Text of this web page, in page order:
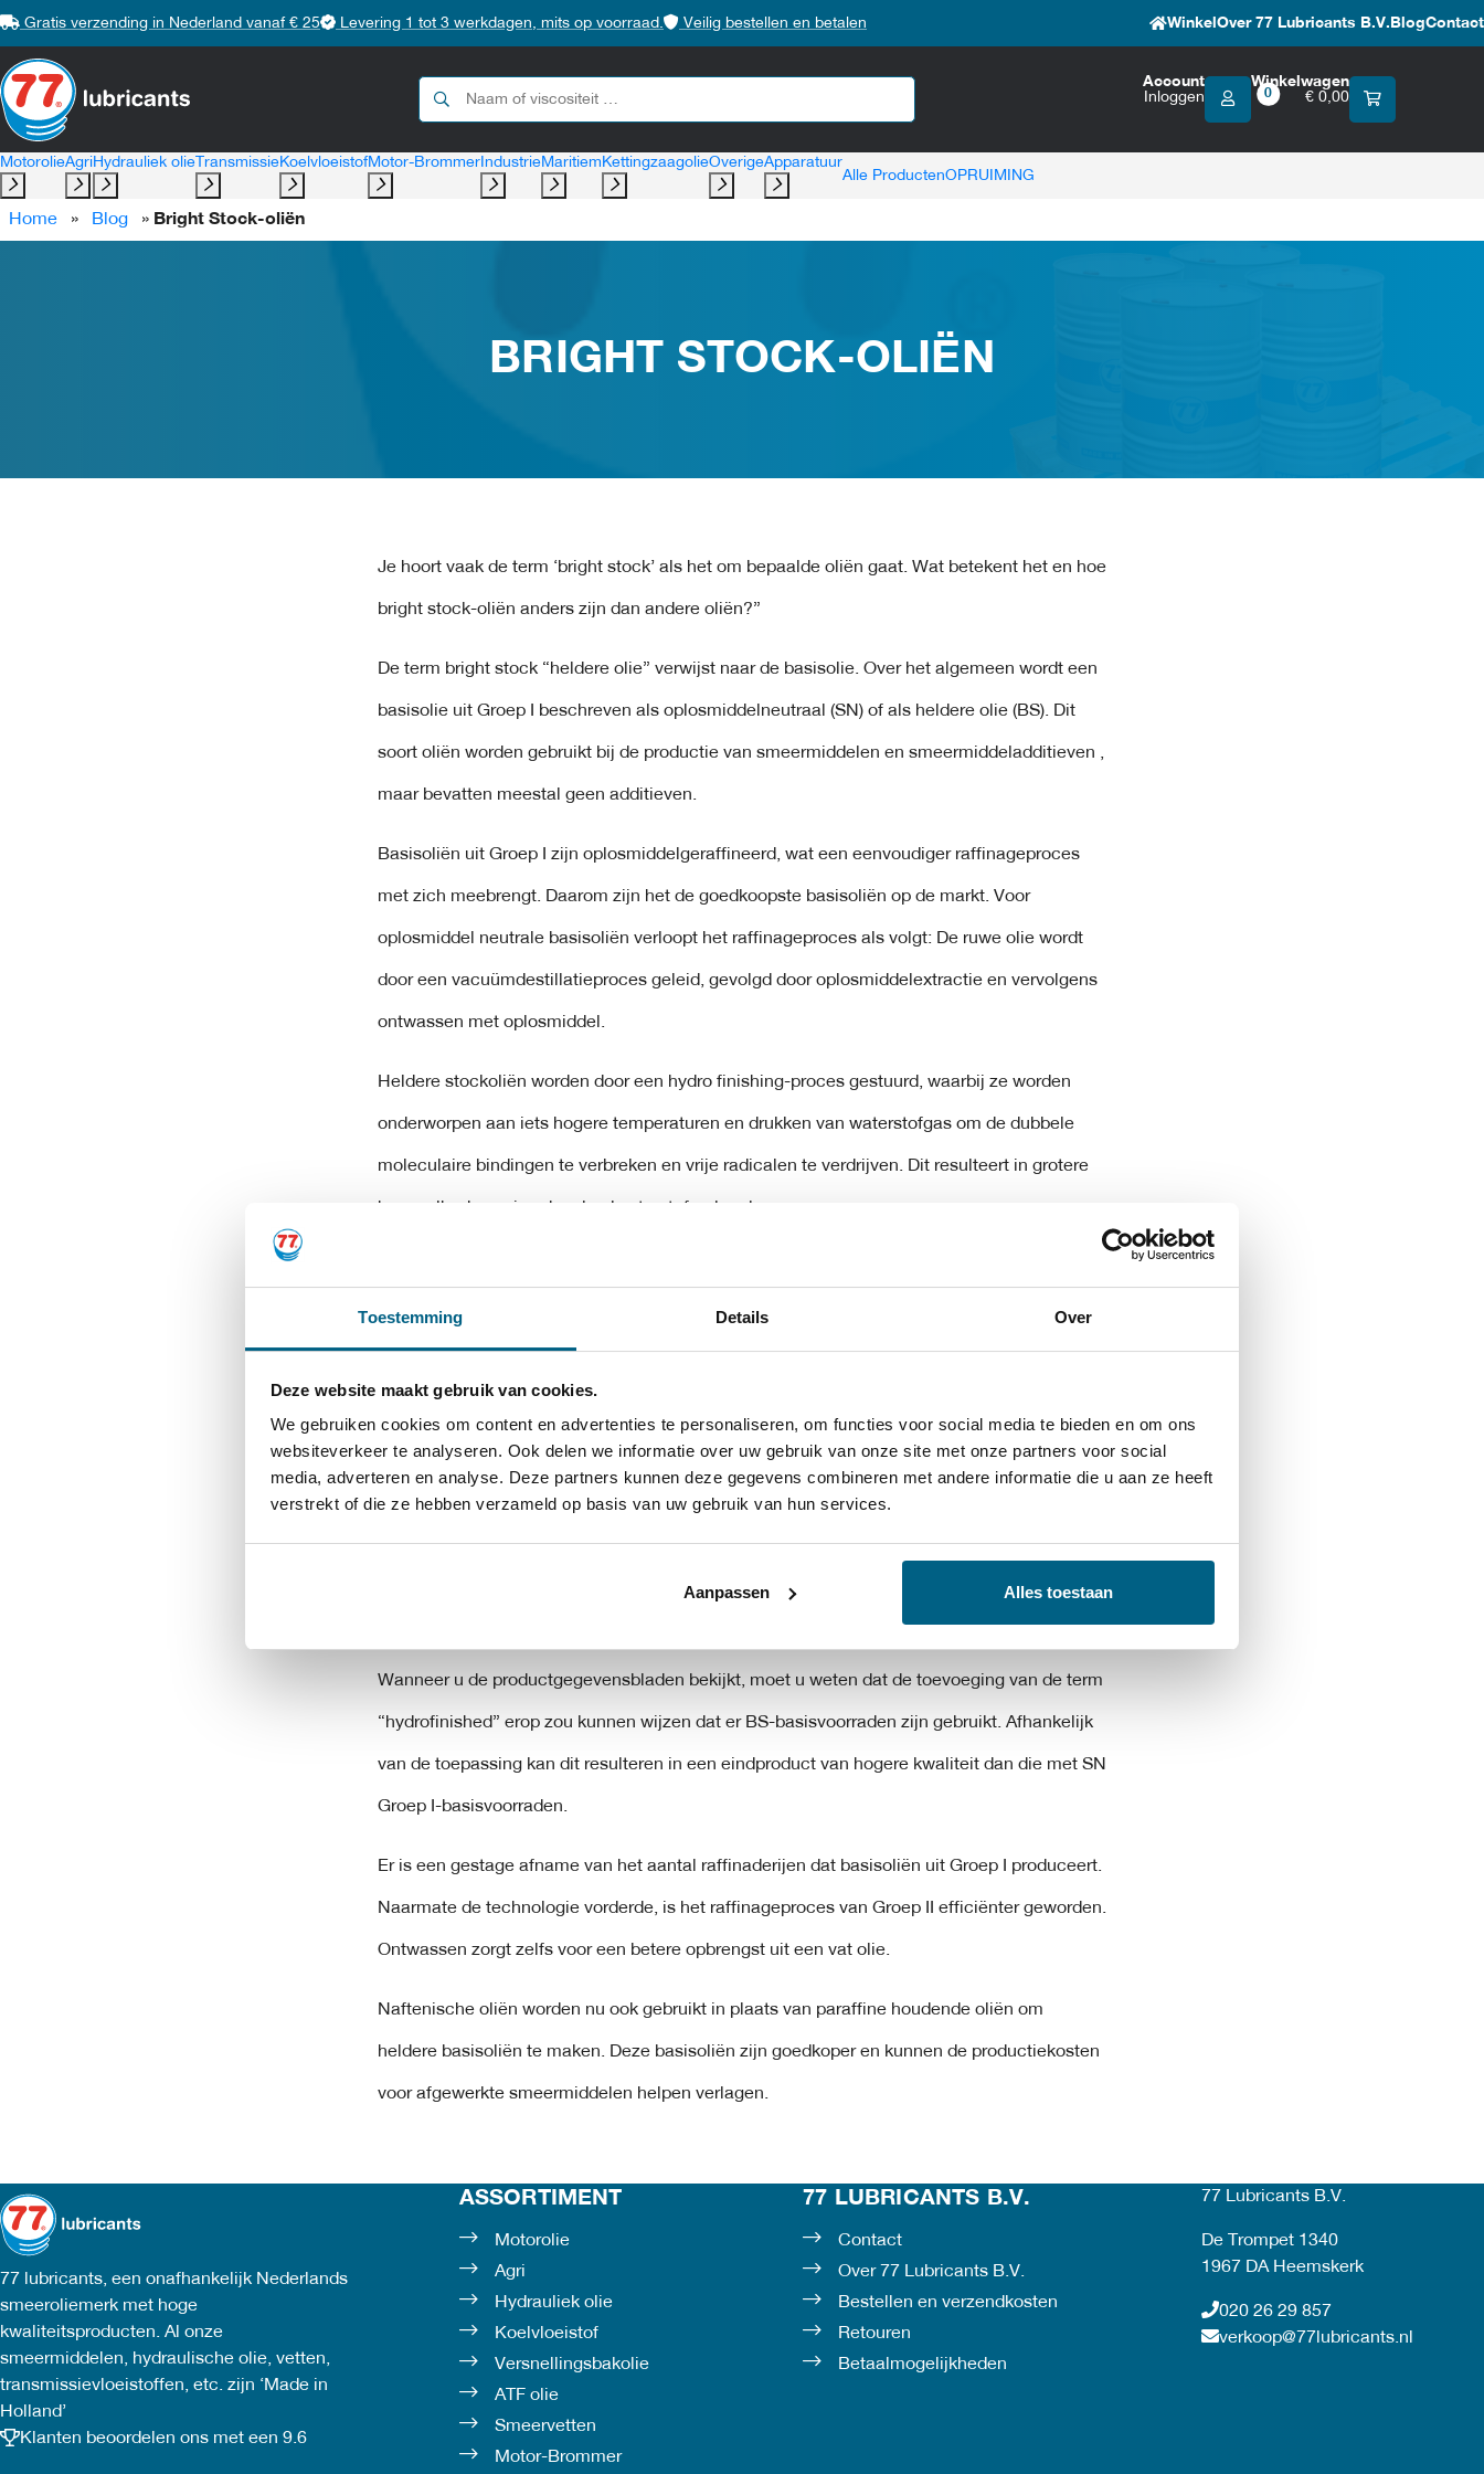
Toestemming Details Over
Deze website maakt gebruik van cookies.
We gebruiken cookies om content en advertenties te personaliseren, om functies voor social media te bieden en om ons
websiteverkeer te analyseren. Ook delen we informatie over uw gebruik van onze site met onze partners voor social
media, adverteren en analyse. Deze partners kunnen deze gegevens combineren met andere informatie die u aan ze heeft
verstrekt of die ze hebben verzameld op basis van uw gebruik van hun services.
Aanpassen Alles toestaan
Gratis verzending in Nederland vanaf € 25 Levering 1 tot 3 werkdagen, mits op voorraad. Veilig bestellen en betalen Winkel Over 77 Lubricants B.V. BlogContact
Account
Inloggen
Winkelwagen
€ 0,00
0
MotorolieAgriHydrauliek olie TransmissieKoelvloeistofMotor-Brommer IndustrieMaritiem KettingzaagolieOverigeApparatuur
Alle ProductenOPRUIMING
Home » Blog » Bright Stock-oliën
BRIGHT STOCK-OLIËN
Je hoort vaak de term ‘bright stock’ als het om bepaalde oliën gaat. Wat betekent het en hoe
bright stock-oliën anders zijn dan andere oliën?”
De term bright stock “heldere olie” verwijst naar de basisolie. Over het algemeen wordt een
basisolie uit Groep I beschreven als oplosmiddelneutraal (SN) of als heldere olie (BS). Dit
soort oliën worden gebruikt bij de productie van smeermiddelen en smeermiddeladditieven ,
maar bevatten meestal geen additieven.
Basisoliën uit Groep I zijn oplosmiddelgeraffineerd, wat een eenvoudiger raffinageproces
met zich meebrengt. Daarom zijn het de goedkoopste basisoliën op de markt. Voor
oplosmiddel neutrale basisoliën verloopt het raffinageproces als volgt: De ruwe olie wordt
door een vacuümdestillatieproces geleid, gevolgd door oplosmiddelextractie en vervolgens
ontwassen met oplosmiddel.
Heldere stockoliën worden door een hydro finishing-proces gestuurd, waarbij ze worden
onderworpen aan iets hogere temperaturen en drukken van waterstofgas om de dubbele
moleculaire bindingen te verbreken en vrije radicalen te verdrijven. Dit resulteert in grotere
hydrokraken dat plaatsvindt bij de raffinageprocessen van Groep II en III. Basisoliën uit
Groep II hebben betere antioxidatie-eigenschappen, omdat alle koolwaterstofmoleculen van
deze oliën verzadigd zijn. Ze hebben ook een helderdere kleur en kosten meer in
Basisoliën uit Groep III worden nog meer geraffineerd dan basisoliën uit Groep II en worden
basisoliën uit groep III soms beschreven als gesynthetiseerde koolwaterstoffen.
Wanneer u de productgegevensbladen bekijkt, moet u weten dat de toevoeging van de term
“hydrofinished” erop zou kunnen wijzen dat er BS-basisvoorraden zijn gebruikt. Afhankelijk
van de toepassing kan dit resulteren in een eindproduct van hogere kwaliteit dan die met SN
Groep I-basisvoorraden.
Er is een gestage afname van het aantal raffinaderijen dat basisoliën uit Groep I produceert.
Naarmate de technologie vorderde, is het raffinageproces van Groep II efficiënter geworden.
Ontwassen zorgt zelfs voor een betere opbrengst uit een vat olie.
Naftenische oliën worden nu ook gebruikt in plaats van paraffine houdende oliën om
heldere basisoliën te maken. Deze basisoliën zijn goedkoper en kunnen de productiekosten
voor afgewerkte smeermiddelen helpen verlagen.
77 lubricants, een onafhankelijk Nederlands
smeeroliemerk met hoge
kwaliteitsproducten. Al onze
smeermiddelen, hydraulische olie, vetten,
transmissievloeistoffen, etc. zijn ‘Made in
Holland’
Klanten beoordelen ons met een 9.6
ASSORTIMENT
Motorolie
Agri
Hydrauliek olie
Koelvloeistof
Versnellingsbakolie
ATF olie
Smeervetten
Motor-Brommer
77 LUBRICANTS B.V.
Contact
Over 77 Lubricants B.V.
Bestellen en verzendkosten
Retouren
Betaalmogelijkheden
77 Lubricants B.V.
De Trompet 1340
1967 DA Heemskerk
020 26 29 857
verkoop@77lubricants.nl